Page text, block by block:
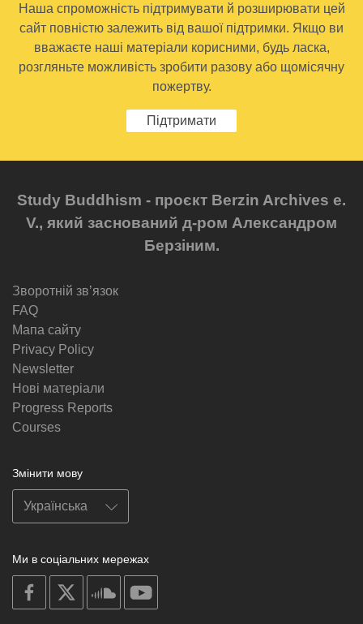
Наша спроможність підтримувати й розширювати цей
сайт повністю залежить від вашої підтримки. Якщо ви
вважаєте наші матеріали корисними, будь ласка,
розгляньте можливість зробити разову або щомісячну
пожертву.
Підтримати
Study Buddhism - проєкт Berzin Archives e.
V., який заснований д-ром Александром
Берзіним.
Зворотній звʼязок
FAQ
Мапа сайту
Privacy Policy
Newsletter
Нові матеріали
Progress Reports
Courses
Змінити мову
Ми в соціальних мережах
on
facebook
soundcloud